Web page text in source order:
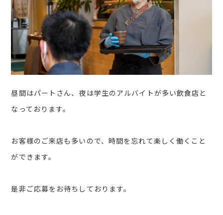
昼間はパートさん、夜は学生のアルバイトが多い飲食店と
なっております。
お客様のご来店も多いので、時間を忘れて楽しく働くこと
ができます。
是非ご応募をお待ちしております。